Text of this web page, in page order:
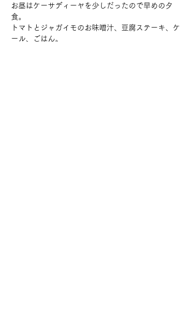
お昼はケーサディーヤを少しだったので早めの夕
食。
トマトとジャガイモのお味噌汁、豆腐ステーキ、ケ
ール、ごはん。